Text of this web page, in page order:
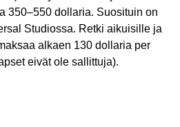
350–550 dollaria. Suosituin on
Studiossa. Retki aikuisille ja
alkaen 130 dollaria per
eivät ole sallittuja).